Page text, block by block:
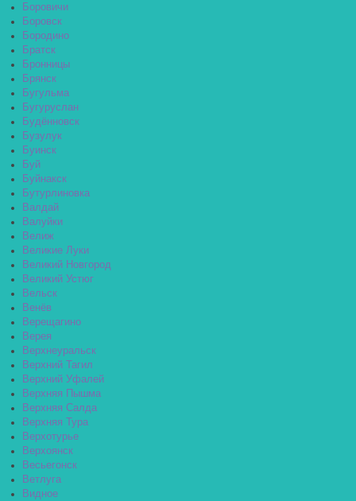
Боровичи
Боровск
Бородино
Братск
Бронницы
Брянск
Бугульма
Бугуруслан
Будённовск
Бузулук
Буинск
Буй
Буйнакск
Бутурлиновка
Валдай
Валуйки
Велиж
Великие Луки
Великий Новгород
Великий Устюг
Вельск
Венёв
Верещагино
Верея
Верхнеуральск
Верхний Тагил
Верхний Уфалей
Верхняя Пышма
Верхняя Салда
Верхняя Тура
Верхотурье
Верхоянск
Весьегонск
Ветлуга
Видное